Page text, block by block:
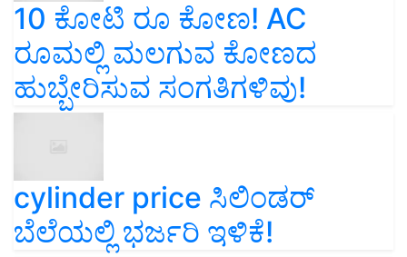
10 ಕೋಟಿ ರೂ ಕೋಣ! AC
ರೂಮಲ್ಲಿ ಮಲಗುವ ಕೋಣದ
ಹುಬ್ಬೇರಿಸುವ ಸಂಗತಿಗಳಿವು!
cylinder price ಸಿಲಿಂಡರ್‌
ಬೆಲೆಯಲ್ಲಿ ಭರ್ಜರಿ ಇಳಿಕೆ!